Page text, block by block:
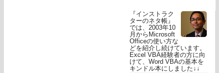
『インストラク
ターのネタ帳』
では、2003年10
月からMicrosoft
Officeの使い方な
どを紹介し続けています。
Excel VBA経験者の方に向
けて、Word VBAの基本を
キンドル本にしました↓↓